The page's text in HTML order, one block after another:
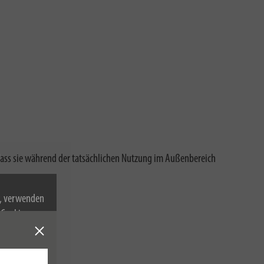
verwenden
zu.
sie während der tatsächlichen Nutzung im Außenbereich